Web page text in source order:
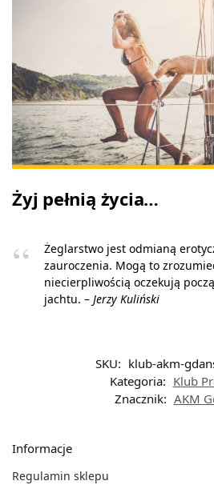
Żyj pełnią życia…
Żeglarstwo jest odmianą
zauroczenia. Mogą to
niecierpliwością oczekują
jachtu. – Jerzy Kuliński
SKU: klub-akm-
Kategoria: Klub
Znacznik: AKM
Informacje
Regulamin sklepu